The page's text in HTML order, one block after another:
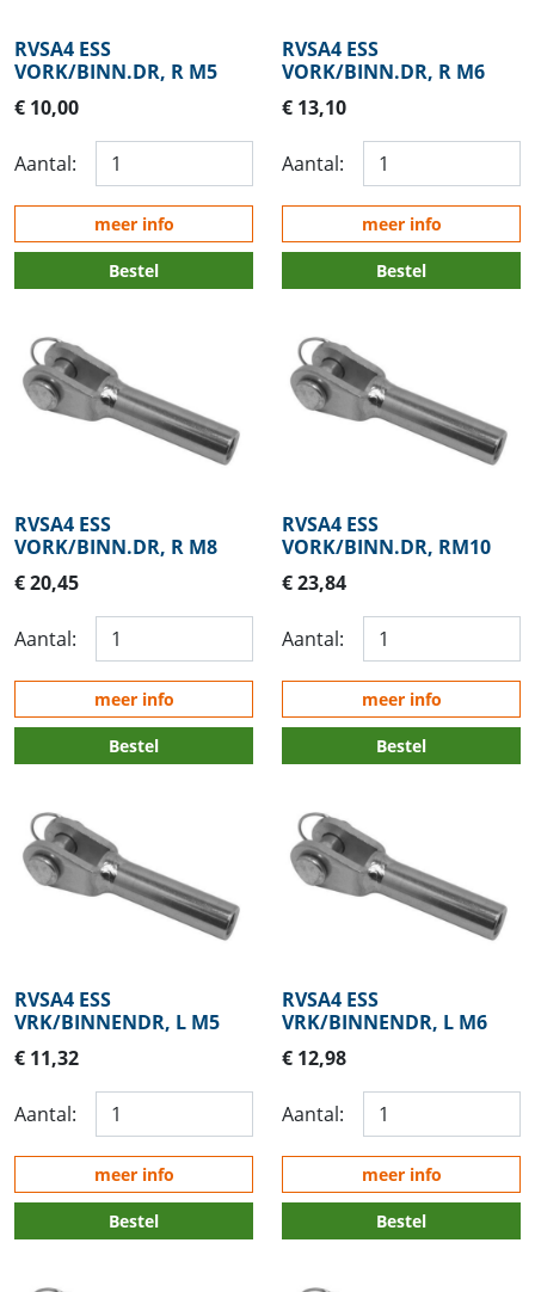
RVSA4 ESS
VORK/BINN.DR, R M5
€ 10,00
Aantal:
meer info
Bestel
RVSA4 ESS
VORK/BINN.DR, R M6
€ 13,10
Aantal:
meer info
Bestel
RVSA4 ESS
VORK/BINN.DR, R M8
€ 20,45
Aantal:
meer info
Bestel
RVSA4 ESS
VORK/BINN.DR, RM10
€ 23,84
Aantal:
meer info
Bestel
RVSA4 ESS
VRK/BINNENDR, L M5
€ 11,32
Aantal:
meer info
Bestel
RVSA4 ESS
VRK/BINNENDR, L M6
€ 12,98
Aantal:
meer info
Bestel